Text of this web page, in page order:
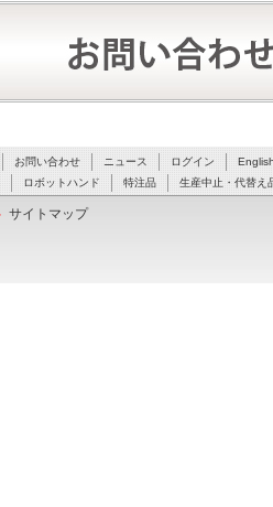
お問い合わせ ニュース ログイン
ロボットハンド 特注品 生産中止・代替え
サイトマップ